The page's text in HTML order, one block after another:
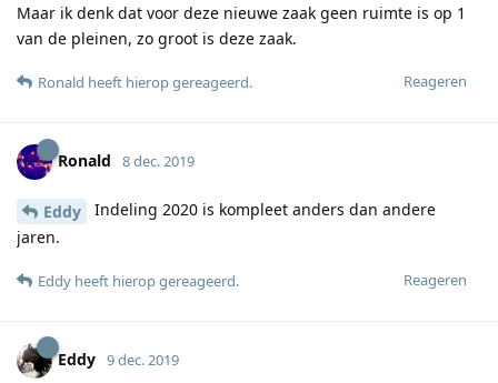
Maar ik denk dat voor deze nieuwe zaak geen ruimte is op 1
van de pleinen, zo groot is deze zaak.
Reageren
Ronald heeft hierop gereageerd.
Ronald 8 dec. 2019
Eddy
Indeling 2020 is kompleet anders dan andere
jaren.
Reageren
Eddy heeft hierop gereageerd.
Eddy 9 dec. 2019